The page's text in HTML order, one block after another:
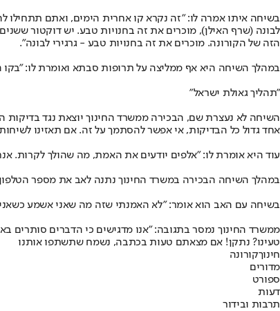
בשיחה איתו אמרה לו: "זה נקרא קו אחרית הימים, ואתם תתחילו
לבונה (שרף האילן), מוכרים את זה בחנויות טבע. יש דוקטור
הזה של הקורונה. מוכרים את זה בחנויות טבע - גרגירי לבונה".
במהלך השיחה היא אף ממליצה על תרופות סבתא ואומרת לו: "בקו הזה
"תהליך גאולת ישראל"
השיחה לא נעצרת שם, הבכירה ממשרד החינוך יוצאת נגד
אחד גדול כל הבדיקות, אי אפשר להסתמך על זה. אם תאזינו
עוד היא אומרת לו: "אלפים יודעים את האמת, מה שהולך לקרות.
במהלך השיחה הבכירה במשרד החינוך נתנה לאב את מספר הטלפון
בשיחה עם האב הוא אומר: "לא האמנתי שזה מה שאני אשמע כשאני
ממשרד החינוך נמסר בתגובה: "אנו מדגישים כי הדברים סותרים
טעינו? נתקן! אם מצאתם טעות בכתבה, נשמח שתשתפו אותנו
חינוךקורונה
מדורים
ספורט
דעות
תרבות ובידור